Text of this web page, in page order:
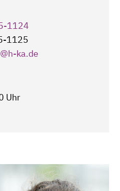
1124
1125
@h-ka.de
Uhr